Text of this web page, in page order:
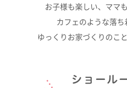
お子様も楽しい、ママ
カフェのような落ち
ゆっくりお家づくりのこ
SHOWROOM &
よくあるご
FAQ
COMPANY